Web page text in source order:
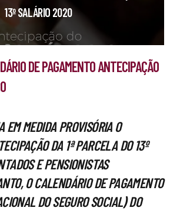
13º SALÁRIO 2020
DE PAGAMENTO ANTECIPAÇÃO
EM MEDIDA PROVISÓRIA O
DA 1ª PARCELA DO 13º
E PENSIONISTAS
O CALENDÁRIO DE PAGAMENTO
DO SEGURO SOCIAL) DO